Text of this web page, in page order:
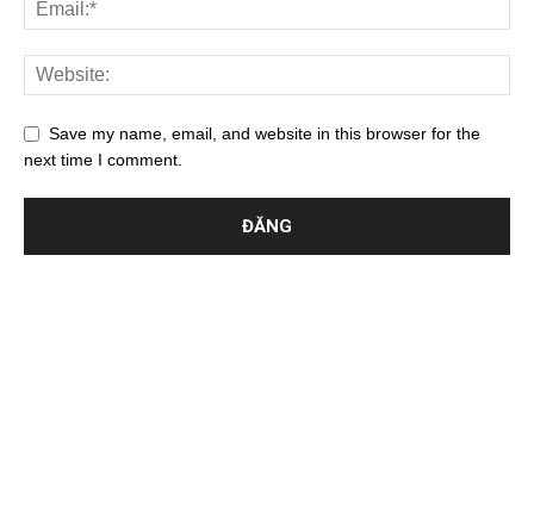
Save my name, email, and website in this browser for the
next time I comment.